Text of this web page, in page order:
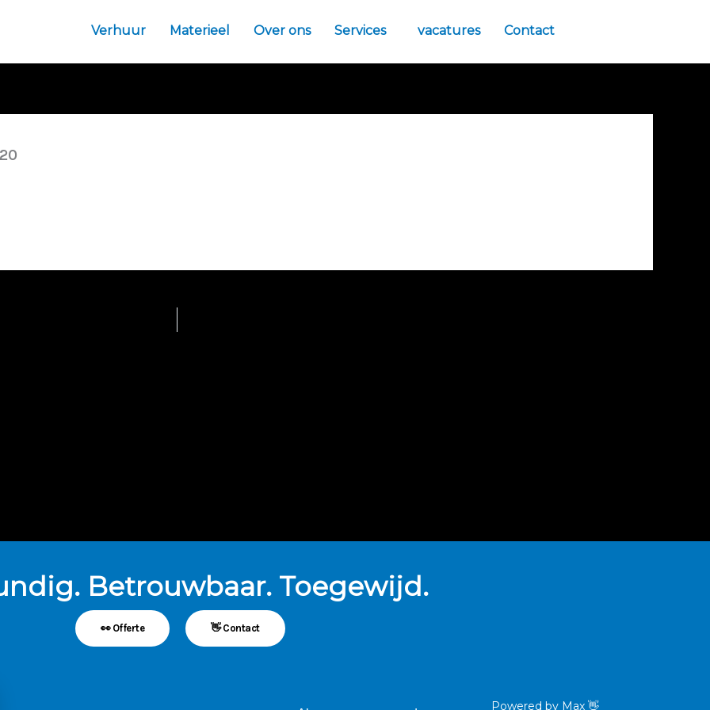
Verhuur Materieel Over ons Services vacatures Contact
Betrouwbaar. Toegewijd.
👀 Offerte 👋 Contact
Powered by Max 👋